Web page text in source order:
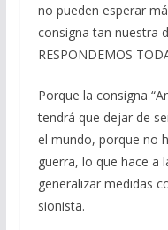
no pueden esperar
consigna tan nuestra
RESPONDEMOS
Porque la consigna
tendrá que dejar de
el mundo, porque no
guerra, lo que hace a
generalizar medidas
sionista.